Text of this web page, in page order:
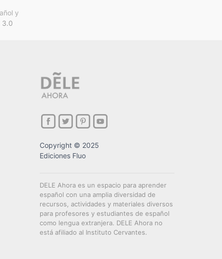
y
3.0
Copyright © 2025
Ediciones Fluo
DELE Ahora es un espacio para aprender
español con una amplia diversidad de
recursos, actividades y materiales diversos
para profesores y estudiantes de español
como lengua extranjera. DELE Ahora no
está afiliado al Instituto Cervantes.